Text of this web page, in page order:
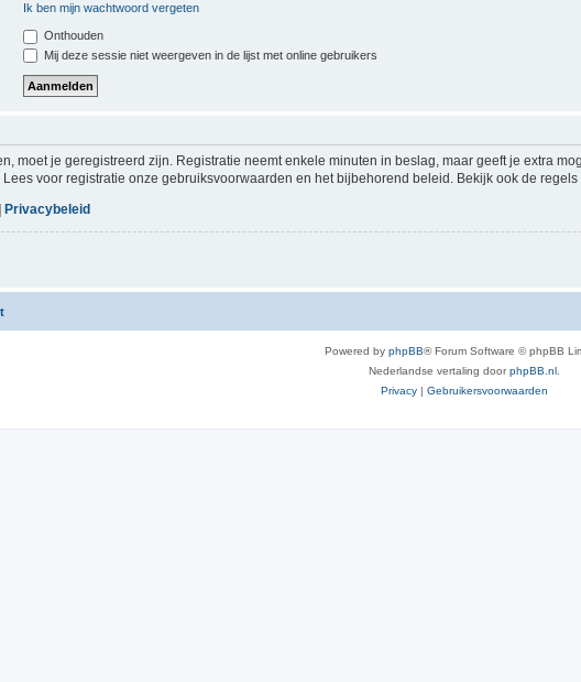
Ik ben mijn wachtwoord vergeten
Onthouden
Mij deze sessie niet weergeven in de lijst met online gebruikers
moet je geregistreerd zijn. Registratie neemt enkele minuten in beslag, maar geeft je extra
voor registratie onze gebruiksvoorwaarden en het bijbehorend beleid. Bekijk ook de regels
| Privacybeleid
Powered by phpBB® Forum Software © phpBB
Nederlandse vertaling doorphpBB.nl
Privacy | Gebruikersvoorwaarden